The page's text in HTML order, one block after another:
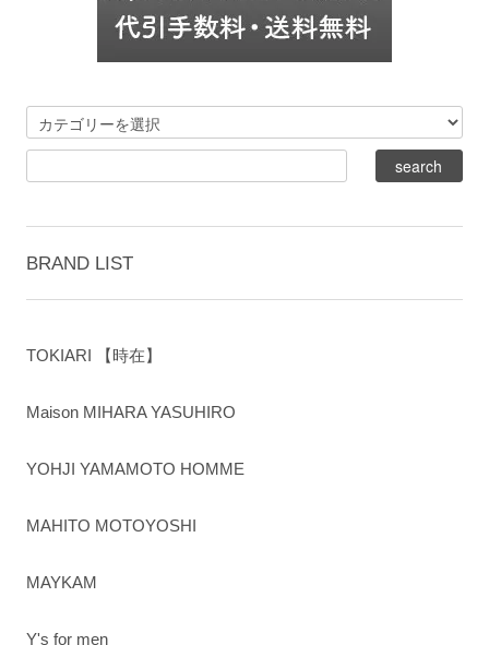
BRAND LIST
TOKIARI 【時在】
Maison MIHARA YASUHIRO
YOHJI YAMAMOTO HOMME
MAHITO MOTOYOSHI
MAYKAM
Y's for men